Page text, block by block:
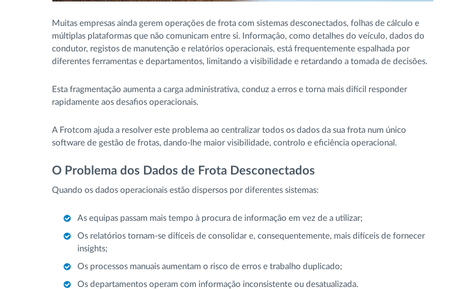
Muitas empresas ainda gerem operações de frota com sistemas desconectados, folhas de cálculo e
múltiplas plataformas que não comunicam entre si. Informação, como detalhes do veículo, dados do
condutor, registos de manutenção e relatórios operacionais, está frequentemente espalhada por
diferentes ferramentas e departamentos, limitando a visibilidade e retardando a tomada de decisões.
Esta fragmentação aumenta a carga administrativa, conduz a erros e torna mais difícil responder
rapidamente aos desafios operacionais.
A Frotcom ajuda a resolver este problema ao centralizar todos os dados da sua frota num único
software de gestão de frotas, dando-lhe maior visibilidade, controlo e eficiência operacional.
O Problema dos Dados de Frota Desconectados
Quando os dados operacionais estão dispersos por diferentes sistemas:
As equipas passam mais tempo à procura de informação em vez de a utilizar;
Os relatórios tornam-se difíceis de consolidar e, consequentemente, mais difíceis de fornecer
insights;
Os processos manuais aumentam o risco de erros e trabalho duplicado;
Os departamentos operam com informação inconsistente ou desatualizada.